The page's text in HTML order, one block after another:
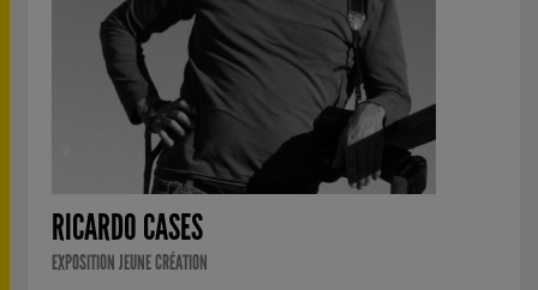
RICARDO CASES
EXPOSITION JEUNE CRÉATION